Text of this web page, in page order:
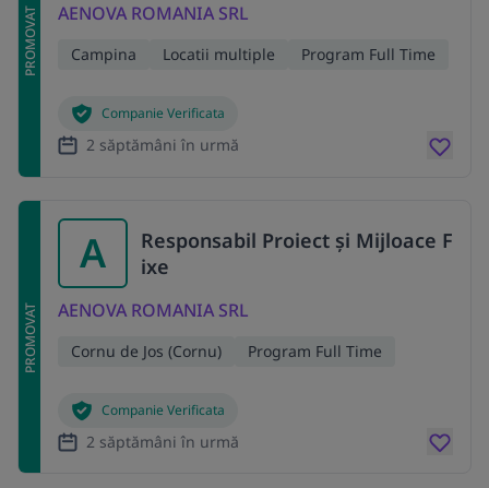
PROMOVAT AENOVA ROMANIA SRL
Campina Locatii multiple Program Full Time
Companie Verificata
2 săptămâni în urmă
PROMOVAT
A
Responsabil Proiect și Mijloace F
ixe
AENOVA ROMANIA SRL
Cornu de Jos (Cornu) Program Full Time
Companie Verificata
2 săptămâni în urmă